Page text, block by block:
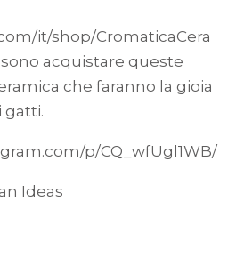
it/shop/CromaticaCera
acquistare queste
che faranno la gioia
gatti.
p/CQ_wfUgl1WB/
Ideas